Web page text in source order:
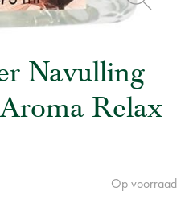
Navulling
Relax
Op voorraad